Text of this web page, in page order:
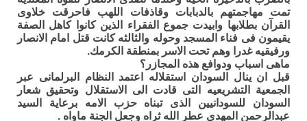
تمت مهاجمتهم بالدبابات وقاذفات اللهب فاحرقت خلاوى
القرآن بطلابها وابيدت جموع الفقراء الذين كانوا كاهل الصفة
يقيمون فى فناء المسجد وحوله والثالثه كانت قتل امام الانصار
ورفيقيه غدرا وهم تحت الاسر بمنطقة الكرمك.
ماهى اسباب ودوافع هذه المجازر؟
قبل ان ينال السودان استقلاله اعتمد النظام البرلمانى عبر
الجمعية التشريعيه التى قادت الى الاستقلال وتحقيق شعار
السودان للسودانيين الذى تبناه حزب الامه برعاية السيد
عبدالرحمن المهدى عطر الله ثراه وجعل الجنة ماواه .